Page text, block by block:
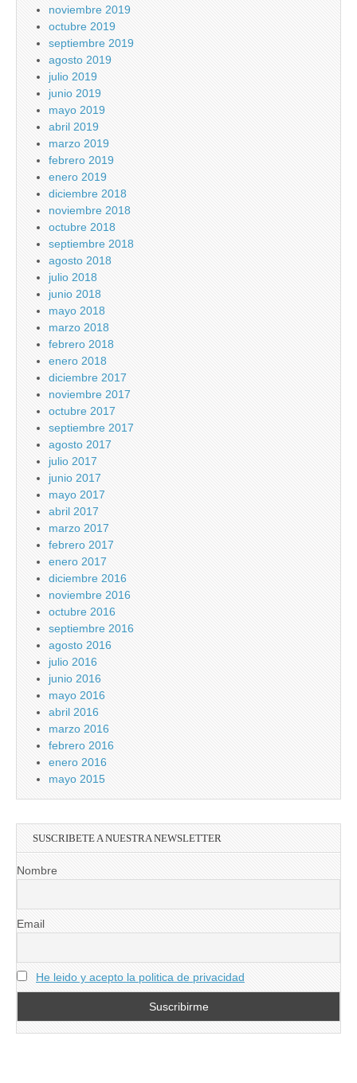
noviembre 2019
octubre 2019
septiembre 2019
agosto 2019
julio 2019
junio 2019
mayo 2019
abril 2019
marzo 2019
febrero 2019
enero 2019
diciembre 2018
noviembre 2018
octubre 2018
septiembre 2018
agosto 2018
julio 2018
junio 2018
mayo 2018
marzo 2018
febrero 2018
enero 2018
diciembre 2017
noviembre 2017
octubre 2017
septiembre 2017
agosto 2017
julio 2017
junio 2017
mayo 2017
abril 2017
marzo 2017
febrero 2017
enero 2017
diciembre 2016
noviembre 2016
octubre 2016
septiembre 2016
agosto 2016
julio 2016
junio 2016
mayo 2016
abril 2016
marzo 2016
febrero 2016
enero 2016
mayo 2015
SUSCRIBETE A NUESTRA NEWSLETTER
Nombre
Email
He leido y acepto la politica de privacidad